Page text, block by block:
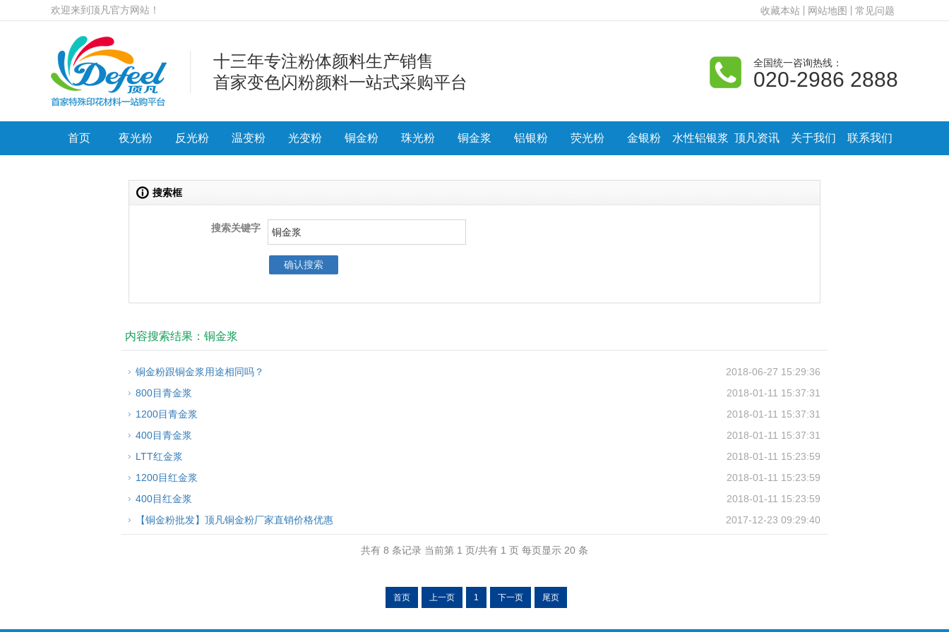
欢迎来到顶凡官方网站！ 收藏本站 网站地图 常见问题
十三年专注粉体颜料生产销售
首家变色闪粉颜料一站式采购平台
全国统一咨询热线：
020-2986 2888
首页 夜光粉 反光粉 温变粉 光变粉 铜金粉 珠光粉 铜金浆 铝银粉 荧光粉 金银粉 水性铝银浆 顶凡资讯 关于我们 联系我们
搜索框
搜索关键字
内容搜索结果：铜金浆
铜金粉跟铜金浆用途相同吗？
2018-06-27 15:29:36
800目青金浆
2018-01-11 15:37:31
1200目青金浆
2018-01-11 15:37:31
400目青金浆
2018-01-11 15:37:31
LTT红金浆
2018-01-11 15:23:59
1200目红金浆
2018-01-11 15:23:59
400目红金浆
2018-01-11 15:23:59
【铜金粉批发】顶凡铜金粉厂家直销价格优惠
2017-12-23 09:29:40
共有 8 条记录 当前第 1 页/共有 1 页 每页显示 20 条
首页 上一页 1 下一页 尾页